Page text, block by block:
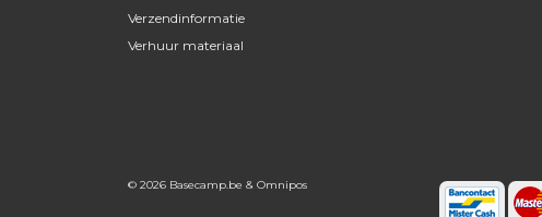
Verzendinformatie
Verhuur materiaal
© 2026 Basecamp.be & Omnipos